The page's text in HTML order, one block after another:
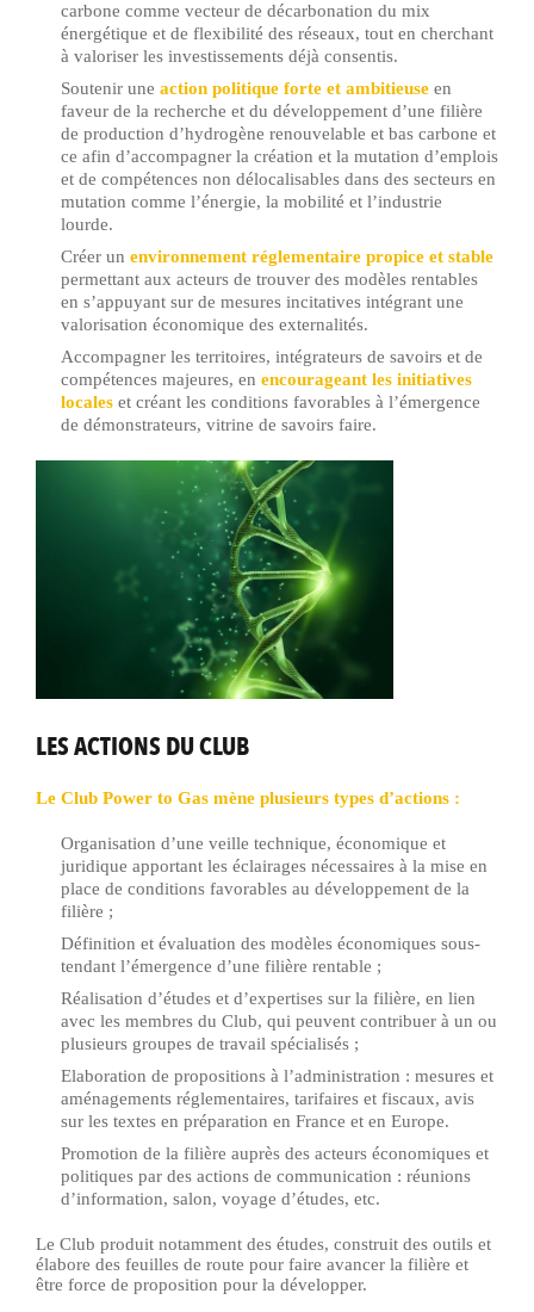
carbone comme vecteur de décarbonation du mix
énergétique et de flexibilité des réseaux, tout en cherchant
à valoriser les investissements déjà consentis.
Soutenir une action politique forte et ambitieuseen
faveur de la recherche et du développement d’une filière
de production d’hydrogène renouvelable et bas carbone et
ce afin d’accompagner la création et la mutation d’emplois
et de compétences non délocalisables dans des secteurs en
mutation comme l’énergie, la mobilité et l’industrie
lourde.
Créer un environnement réglementaire propice et stable
permettant aux acteurs de trouver des modèles rentables
en s’appuyant sur de mesures incitatives intégrant une
valorisation économique des externalités.
Accompagner les territoires, intégrateurs de savoirs et de
compétences majeures, en encourageant les initiatives
localeset créant les conditions favorables à l’émergence
de démonstrateurs, vitrine de savoirs faire.
LES ACTIONS DU CLUB
Le Club Power to Gas mène plusieurs types d’actions :
Organisation d’une veille technique, économique et
juridique apportant les éclairages nécessaires à la mise en
place de conditions favorables au développement de la
filière ;
Définition et évaluation des modèles économiques sous-
tendant l’émergence d’une filière rentable ;
Réalisation d’études et d’expertises sur la filière, en lien
avec les membres du Club, qui peuvent contribuer à un ou
plusieurs groupes de travail spécialisés ;
Elaboration de propositions à l’administration : mesures et
aménagements réglementaires, tarifaires et fiscaux, avis
sur les textes en préparation en France et en Europe.
Promotion de la filière auprès des acteurs économiques et
politiques par des actions de communication : réunions
d’information, salon, voyage d’études, etc.
Le Club produit notamment des études, construit des outils et
élabore des feuilles de route pour faire avancer la filière et
être force de proposition pour la développer.